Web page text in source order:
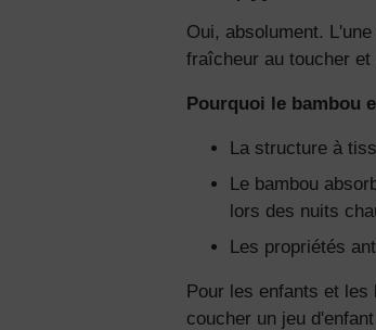
Oui, absolument.
fraîcheur au toucher
Pourquoi le bambou
La structure à
Le bambou
lors des nuits
Les propriétés
Pour les enfants et les
coucher un jeu